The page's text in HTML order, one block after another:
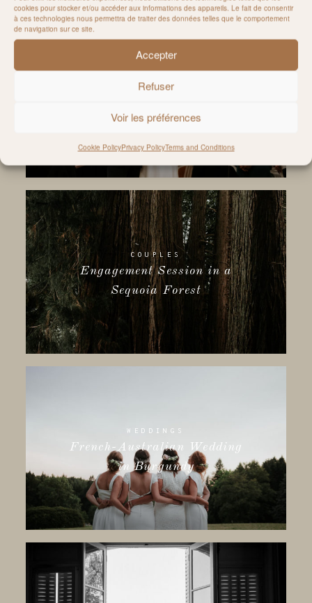
cookies pour stocker et/ou accéder aux informations des appareils. Le fait de consentir
à ces technologies nous permettra de traiter des données telles que le comportement
de navigation sur ce site.
Accepter
Refuser
Voir les préférences
Cookie PolicyPrivacy PolicyTerms and Conditions
A dreamy Wedding under the
Fig Trees
COUPLES
Engagement Session in a
Sequoia Forest
WEDDINGS
French-Australian Wedding
in Burgundy